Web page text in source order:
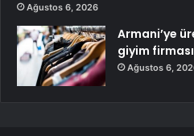
Ağustos 6, 2026
Armani’ye
giyim
Ağustos 6,